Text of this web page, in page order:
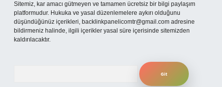
Sitemiz, kar amacı gütmeyen ve tamamen ücretsiz bir bilgi paylaşım
platformudur. Hukuka ve yasal düzenlemelere aykırı olduğunu
düşündüğünüz içerikleri, backlinkpanelicomtr@gmail.com adresine
bildirmeniz halinde, ilgili içerikler yasal süre içerisinde sitemizden
kaldırılacaktır.